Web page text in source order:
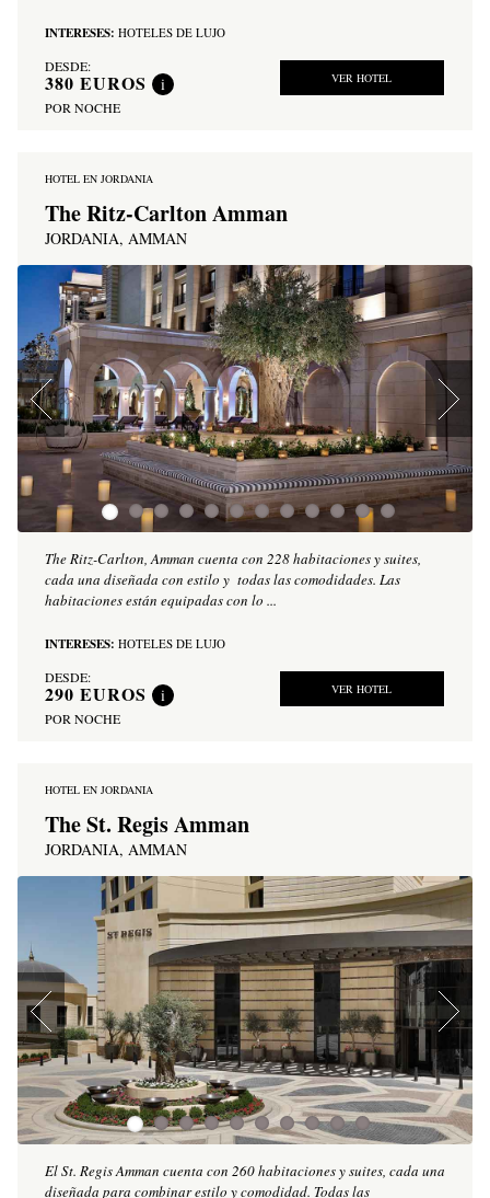
INTERESES: HOTELES DE LUJO
DESDE:
380 EUROS i
POR NOCHE
VER HOTEL
HOTEL EN JORDANIA
The Ritz-Carlton Amman
JORDANIA, AMMAN
The Ritz-Carlton, Amman cuenta con 228 habitaciones y suites,
cada una diseñada con estilo y todas las comodidades. Las
habitaciones están equipadas con lo ...
INTERESES: HOTELES DE LUJO
DESDE:
290 EUROS i
POR NOCHE
VER HOTEL
HOTEL EN JORDANIA
The St. Regis Amman
JORDANIA, AMMAN
El St. Regis Amman cuenta con 260 habitaciones y suites, cada una
diseñada para combinar estilo y comodidad. Todas las